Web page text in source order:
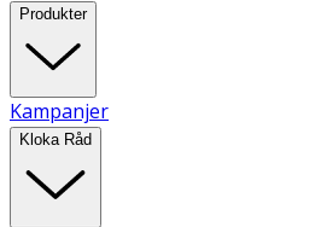
Produkter
Kampanjer
Kloka Råd